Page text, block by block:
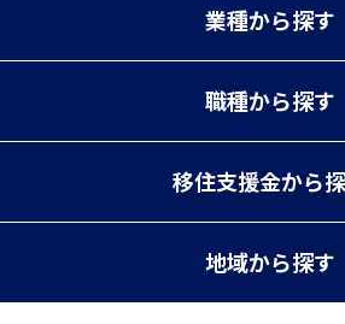
業種から探す
職種から探す
移住支援金から
地域から探す